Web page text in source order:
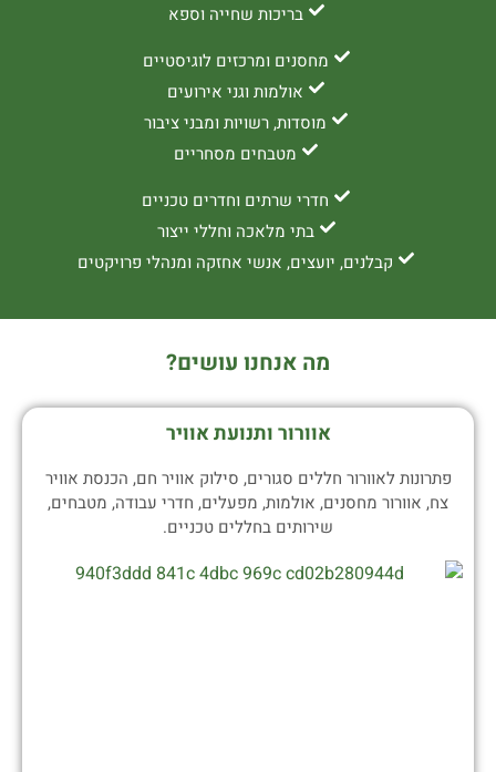
בריכות שחייה וספא
מחסנים ומרכזים לוגיסטיים
אולמות וגני אירועים
מוסדות, רשויות ומבני ציבור
מטבחים מסחריים
חדרי שרתים וחדרים טכניים
בתי מלאכה וחללי ייצור
קבלנים, יועצים, אנשי אחזקה ומנהלי פרויקטים
מה אנחנו עושים?
אוורור ותנועת אוויר
פתרונות לאוורור חללים סגורים, סילוק אוויר חם, הכנסת אוויר
צח, אוורור מחסנים, אולמות, מפעלים, חדרי עבודה, מטבחים,
שירותים בחללים טכניים.